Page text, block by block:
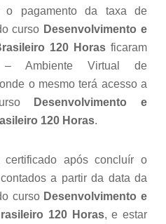
o pagamento da taxa de
curso Desenvolvimento e
120 Horasficaram
Ambiente Virtual de
o mesmo terá acesso a
Desenvolvimento e
120 Horas.
após concluír o
a partir da data da
curso Desenvolvimento e
120 Horas, e estar